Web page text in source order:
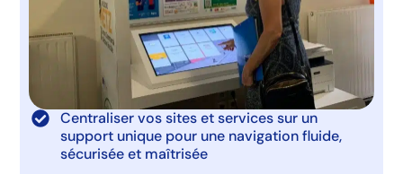
Centraliser vos sites et services sur un
support unique pour une navigation fluide,
sécurisée et maîtrisée